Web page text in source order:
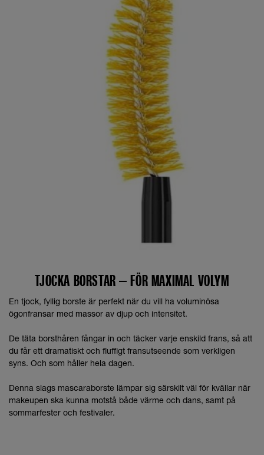
TJOCKA BORSTAR – FÖR MAXIMAL VOLYM
En tjock, fyllig borste är perfekt när du vill ha voluminösa
ögonfransar med massor av djup och intensitet.
De täta borsthåren fångar in och täcker varje enskild frans, så att
du får ett dramatiskt och fluffigt fransutseende som verkligen
syns. Och som håller hela dagen.
Denna slags mascaraborste lämpar sig särskilt väl för kvällar när
makeupen ska kunna motstå både värme och dans, samt på
sommarfester och festivaler.